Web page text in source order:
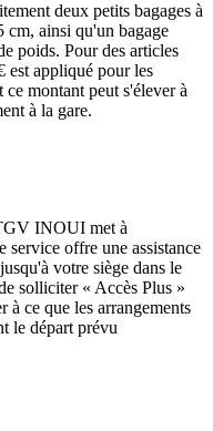
deux petits bagages à
cm, ainsi qu'un bagage
poids. Pour des articles
est appliqué pour les
montant peut s'élever à
à la gare.
INOUI met à
service offre une assistance
votre siège dans le
solliciter « Accès Plus »
à ce que les arrangements
le départ prévu